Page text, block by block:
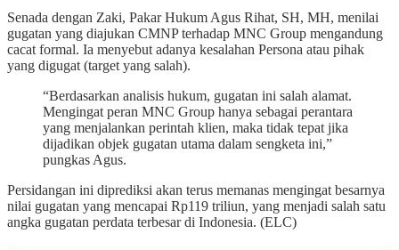
Senada dengan Zaki, Pakar Hukum Agus Rihat, SH, MH, menilai
gugatan yang diajukan CMNP terhadap MNC Group mengandung
cacat formal. Ia menyebut adanya kesalahan Persona atau pihak
yang digugat (target yang salah).
“Berdasarkan analisis hukum, gugatan ini salah alamat.
Mengingat peran MNC Group hanya sebagai perantara
yang menjalankan perintah klien, maka tidak tepat jika
dijadikan objek gugatan utama dalam sengketa ini,”
pungkas Agus.
Persidangan ini diprediksi akan terus memanas mengingat besarnya
nilai gugatan yang mencapai Rp119 triliun, yang menjadi salah satu
angka gugatan perdata terbesar di Indonesia. (ELC)